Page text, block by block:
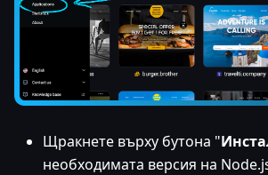
Щракнете върху бутона "
необходимата версия на